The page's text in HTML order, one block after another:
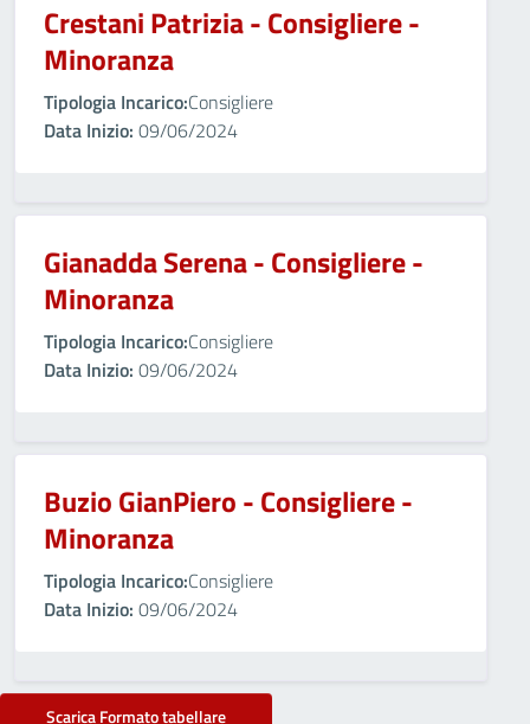
Crestani Patrizia - Consigliere -
Minoranza
Tipologia Incarico:Consigliere
Data Inizio: 09/06/2024
Gianadda Serena - Consigliere -
Minoranza
Tipologia Incarico:Consigliere
Data Inizio: 09/06/2024
Buzio GianPiero - Consigliere -
Minoranza
Tipologia Incarico:Consigliere
Data Inizio: 09/06/2024
Scarica Formato tabellare